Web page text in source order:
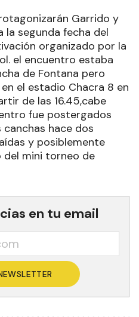
Garrido y
la segunda fecha del
organizado por la
el encuentro estaba
de Fontana pero
el estadio Chacra 8 en
de las 16.45,cabe
fue postergados
hace dos
y posiblemente
del mini torneo de
en tu email